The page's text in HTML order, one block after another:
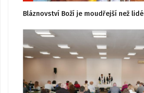
Bláznovství Boží je moudřejší než lidé